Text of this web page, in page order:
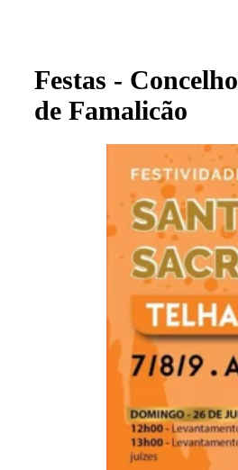
Festas -
de Famalicão